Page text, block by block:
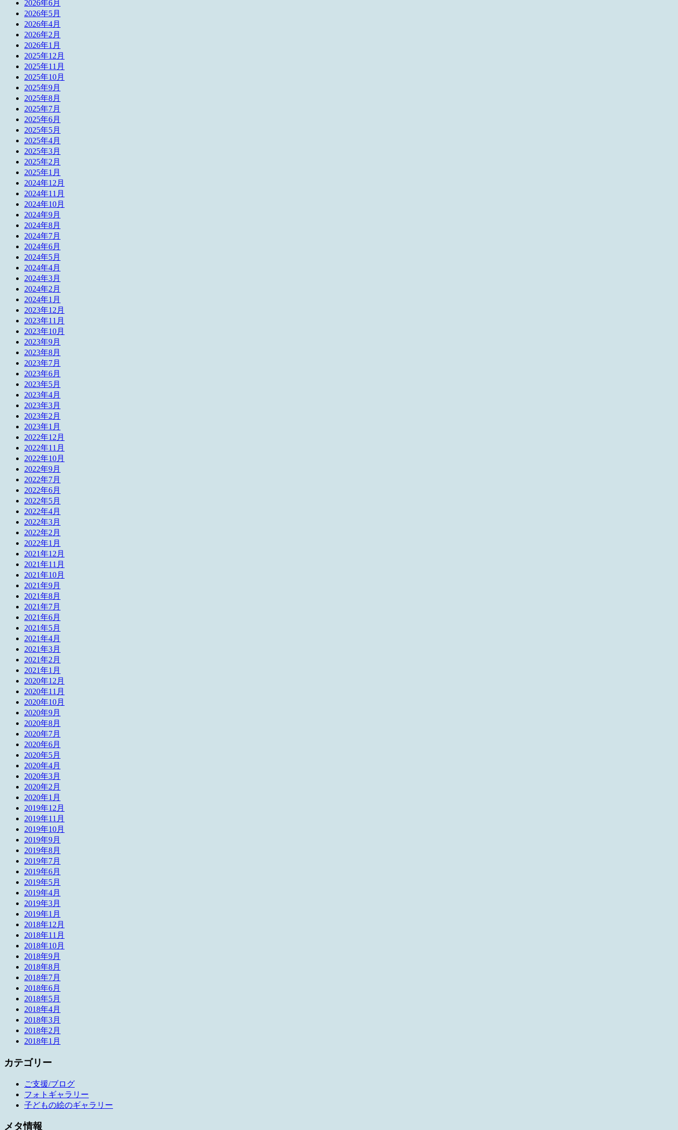
2026年6月
2026年5月
2026年4月
2026年2月
2026年1月
2025年12月
2025年11月
2025年10月
2025年9月
2025年8月
2025年7月
2025年6月
2025年5月
2025年4月
2025年3月
2025年2月
2025年1月
2024年12月
2024年11月
2024年10月
2024年9月
2024年8月
2024年7月
2024年6月
2024年5月
2024年4月
2024年3月
2024年2月
2024年1月
2023年12月
2023年11月
2023年10月
2023年9月
2023年8月
2023年7月
2023年6月
2023年5月
2023年4月
2023年3月
2023年2月
2023年1月
2022年12月
2022年11月
2022年10月
2022年9月
2022年7月
2022年6月
2022年5月
2022年4月
2022年3月
2022年2月
2022年1月
2021年12月
2021年11月
2021年10月
2021年9月
2021年8月
2021年7月
2021年6月
2021年5月
2021年4月
2021年3月
2021年2月
2021年1月
2020年12月
2020年11月
2020年10月
2020年9月
2020年8月
2020年7月
2020年6月
2020年5月
2020年4月
2020年3月
2020年2月
2020年1月
2019年12月
2019年11月
2019年10月
2019年9月
2019年8月
2019年7月
2019年6月
2019年5月
2019年4月
2019年3月
2019年1月
2018年12月
2018年11月
2018年10月
2018年9月
2018年8月
2018年7月
2018年6月
2018年5月
2018年4月
2018年3月
2018年2月
2018年1月
カテゴリー
ご支援/ブログ
フォトギャラリー
子どもの絵のギャラリー
メタ情報